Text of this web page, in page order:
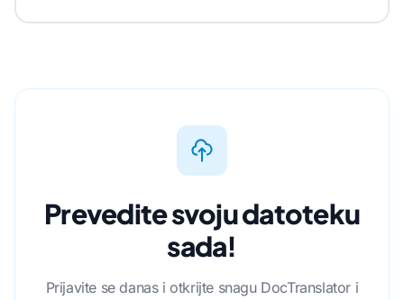
Prevedite svoju datoteku
sada!
Prijavite se danas i otkrijte snagu DocTranslator i